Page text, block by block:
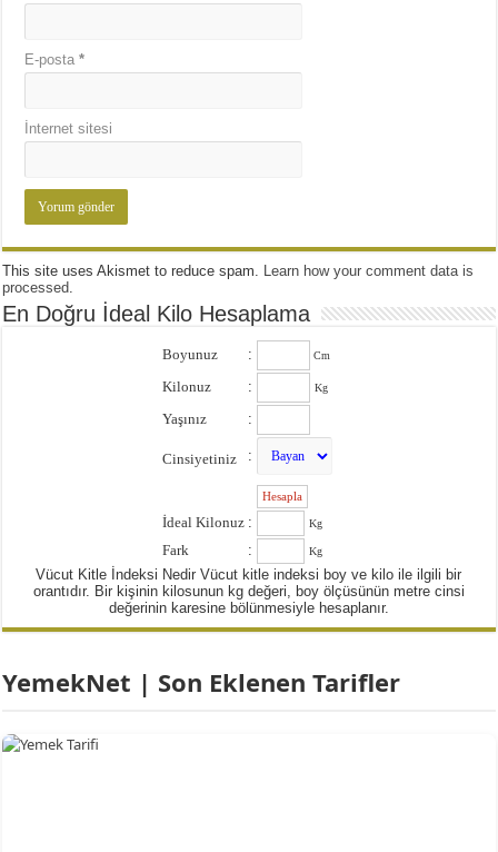
E-posta*
İnternet sitesi
This site uses Akismet to reduce spam.
Learn how your comment data is
processed
En Doğru İdeal Kilo Hesaplama
Boyunuz : Cm
Kilonuz : Kg
Yaşınız :
Cinsiyetiniz :
İdeal Kilonuz : Kg
Fark : Kg
Vücut Kitle İndeksi Nedir Vücut kitle indeksi boy ve kilo ile ilgili bir
orantıdır. Bir kişinin kilosunun kg değeri, boy ölçüsünün metre cinsi
değerinin karesine bölünmesiyle hesaplanır.
YemekNet | Son Eklenen Tarifler